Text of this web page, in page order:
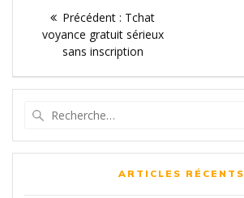
Navigation
de
l’article
Précédent : Article
précédent
:
Tchat
voyance gratuit sérieux
sans inscription
:
ARTICLES RÉCENTS